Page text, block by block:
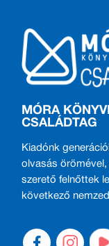
MÓRA
CSALÁDTAG
Kiadónk
olvasás
szerető felnőttek
következő